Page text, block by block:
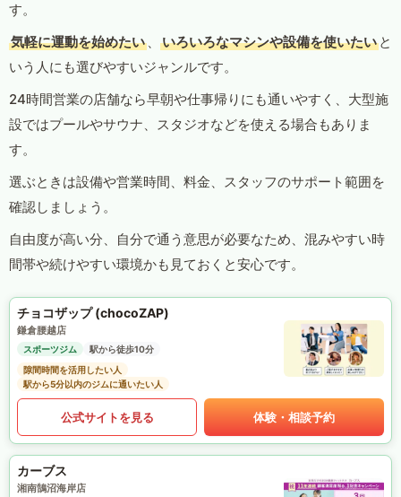
す。
気軽に運動を始めたい 、 いろいろなマシンや設備を使いたい と
いう人にも選びやすいジャンルです。
24時間営業の店舗なら早朝や仕事帰りにも通いやすく、大型施
設ではプールやサウナ、スタジオなどを使える場合もありま
す。
選ぶときは設備や営業時間、料金、スタッフのサポート範囲を
確認しましょう。
自由度が高い分、自分で通う意思が必要なため、混みやすい時
間帯や続けやすい環境かも見ておくと安心です。
チョコザップ (chocoZAP)
鎌倉腰越店
スポーツジム
駅から徒歩10分
隙間時間を活用したい人
駅から5分以内のジムに通いたい人
公式サイトを見る 体験・相談予約
カーブス
湘南鵠沼海岸店